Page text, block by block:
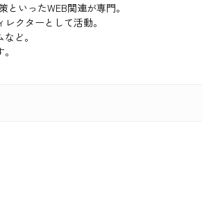
といったWEB関連が専門。
クターとして活動。
ど。